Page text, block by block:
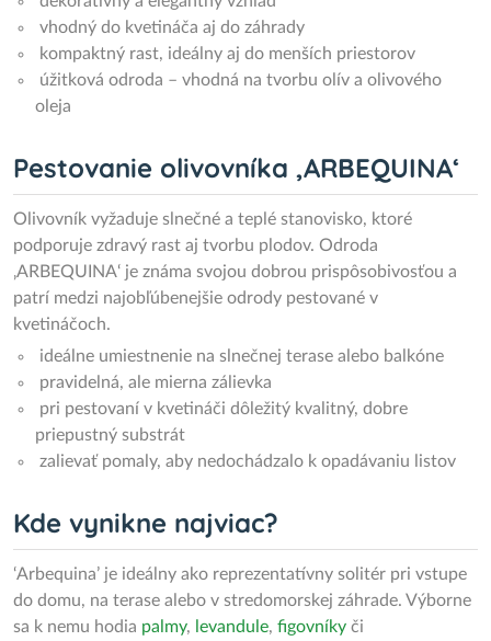
vhodný do kvetináča aj do záhrady
kompaktný rast, ideálny aj do menších priestorov
úžitková odroda – vhodná na tvorbu olív a olivového
oleja
Pestovanie olivovníka ‚ARBEQUINA‘
Olivovník vyžaduje slnečné a teplé stanovisko, ktoré
podporuje zdravý rast aj tvorbu plodov. Odroda
‚ARBEQUINA‘ je známa svojou dobrou prispôsobivosťou a
patrí medzi najobľúbenejšie odrody pestované v
kvetináčoch.
ideálne umiestnenie na slnečnej terase alebo balkóne
pravidelná, ale mierna zálievka
pri pestovaní v kvetináči dôležitý kvalitný, dobre
priepustný substrát
zalievať pomaly, aby nedochádzalo k opadávaniu listov
Kde vynikne najviac?
‘Arbequina’ je ideálny ako reprezentatívny solitér pri vstupe
do domu, na terase alebo v stredomorskej záhrade. Výborne
sa k nemu hodia palmy, levandule, figovníky či